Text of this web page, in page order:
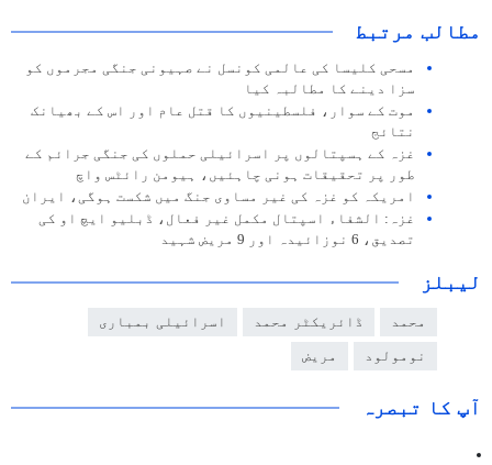
مطالب مرتبط
مسحی کلیسا کی عالمی کونسل نے صہیونی جنگی مجرموں کو
سزا دینے کا مطالبہ کیا
موت کے سوار، فلسطینیوں کا قتل عام اور اس کے بھیانک
نتائج
غزہ کے ہسپتالوں پر اسرائیلی حملوں کی جنگی جرائم کے
طور پر تحقیقات ہونی چاہئیں، ہیومن رائٹس واچ
امریکہ کو غزہ کی غیر مساوی جنگ میں شکست ہوگی، ایران
غزہ: الشفاء اسپتال مکمل غیر فعال، ڈبلیو ایچ او کی
تصدیق، 6 نوزائیدہ اور 9 مریض شہید
لیبلز
محمد ڈائریکٹر محمد اسرائیلی بمباری
نومولود مریض
آپ کا تبصرہ